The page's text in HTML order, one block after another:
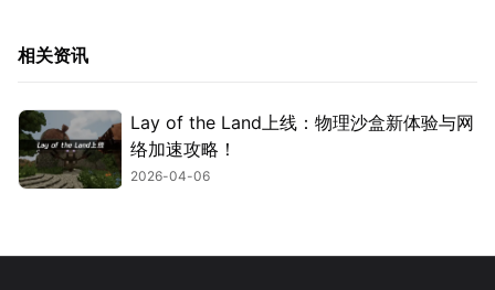
相关资讯
Lay of the Land上线：物理沙盒新体验与网
络加速攻略！
2026-04-06